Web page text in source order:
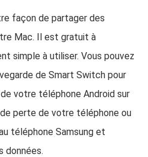
façon de partager des
Mac. Il est gratuit à
simple à utiliser. Vous pouvez
de Smart Switch pour
votre téléphone Android sur
perte de votre téléphone ou
téléphone Samsung et
données.